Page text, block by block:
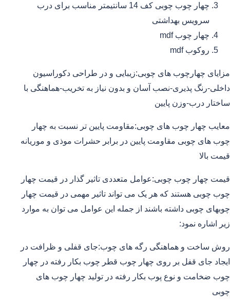
چهار چوب چوبی کف 14 سانتیمتر مناسب برای درب
سرویس بهداشتی
چهار چوب mdf
روکوب mdf
مزایای چهارچوب های چوبی:زیبایی و در طراحی دکوراسیون
داخلی-رنگ پذیری-نصب آسان و بدون نیاز به تخریب-هماهنگی با
ساختار درب-وزن پایین
معایب چهار چوب های چوبی:مقاومت پایین تر نسبت به چهار
چوب های چوبی مقاومت پایین در برابر حشرات موذی و موریانه
قیمت بالا
قیمت چهار چوب چوبی:عوامل متعددی تاثیر گذار در قیمت چهار
چوب چوبی هستند که هر یک می تواند تاثیر مهمی در قیمت چهار
چوبهای چوبی داشته باشند از جمله این عوامل می توان به موارد
زیر اشاره نمود:
روش ساخت و هماهنگی رگه های چوب:جای قفلی و ظرافت در
ایجاد جای قفل بر روی چهار چوب قطر چوب بکار رفته در چهار
چوب ضخامت و نوع پوب بکار رفته در تولید چهار چوب های
چوبی